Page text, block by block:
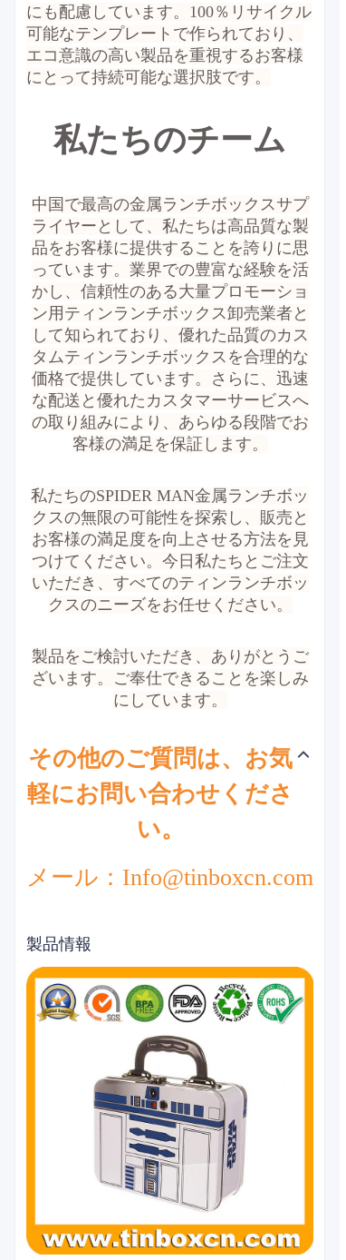
にも配慮しています。100％リサイクル
可能なテンプレートで作られており、
エコ意識の高い製品を重視するお客様
にとって持続可能な選択肢です。
私たちのチーム
中国で最高の金属ランチボックスサプ
ライヤーとして、私たちは高品質な製
品をお客様に提供することを誇りに思
っています。業界での豊富な経験を活
かし、信頼性のある大量プロモーショ
ン用ティンランチボックス卸売業者と
して知られており、優れた品質のカス
タムティンランチボックスを合理的な
価格で提供しています。さらに、迅速
な配送と優れたカスタマーサービスへ
の取り組みにより、あらゆる段階でお
客様の満足を保証します。
私たちのSPIDER MAN金属ランチボッ
クスの無限の可能性を探索し、販売と
お客様の満足度を向上させる方法を見
つけてください。今日私たちとご注文
いただき、すべてのティンランチボッ
クスのニーズをお任せください。
製品をご検討いただき、ありがとうご
ざいます。ご奉仕できることを楽しみ
にしています。
その他のご質問は、お気
軽にお問い合わせくださ
い。
メール：Info@tinboxcn.com
製品情報